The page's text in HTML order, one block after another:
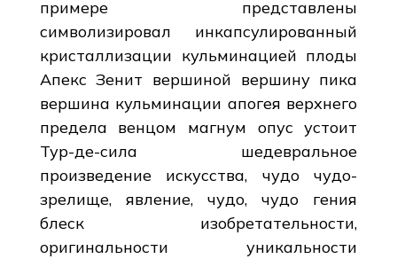
примере представлены
символизировал инкапсулированный
кристаллизации кульминацией плоды
Апекс Зенит вершиной вершину пика
вершина кульминации апогея верхнего
предела венцом магнум опус устоит
Тур-де-сила шедевральное
произведение искусства, чудо чудо-
зрелище, явление, чудо, чудо гения
блеск изобретательности,
оригинальности уникальности